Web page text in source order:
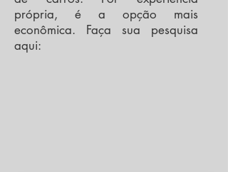
própria, é a opção mais
econômica. Faça sua pesquisa
aqui: